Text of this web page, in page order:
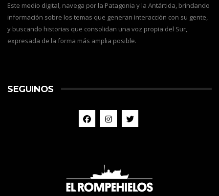
Este medio digital, navega por la Patagonia y la Antártida, brindando
información sobre los temas que generan interacción con su gente,
y buscando historias que consolidan una voz propia del Sur,
expresada de la forma más amplia posible.
SEGUINOS